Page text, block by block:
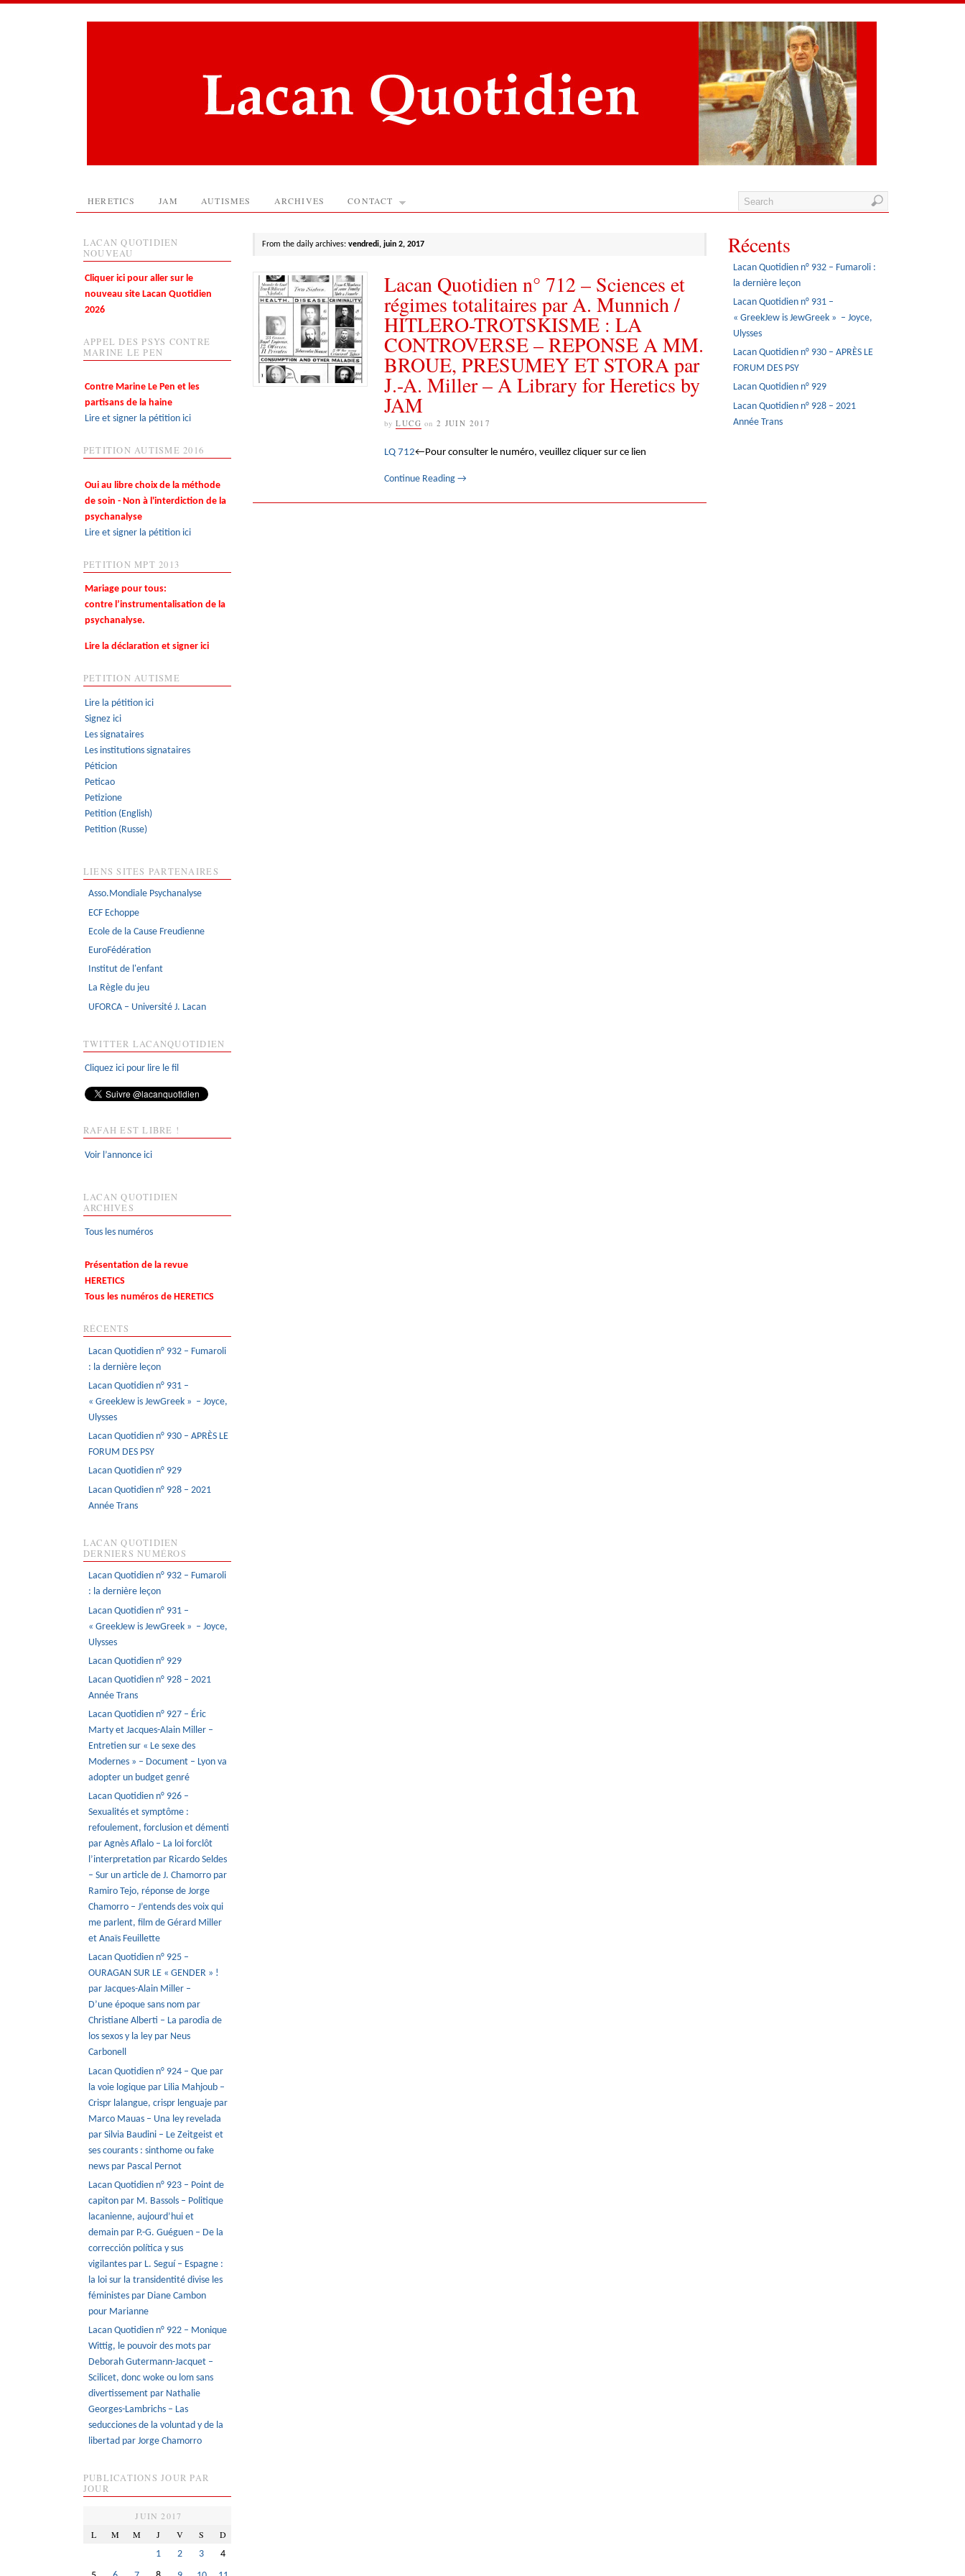
HERETICS JAM AUTISMES ARCHIVES CONTACT
From the daily archives: vendredi, juin 2, 2017
Lacan Quotidien n° 712 – Sciences et
régimes totalitaires par A. Munnich /
HITLERO-TROTSKISME : LA
CONTROVERSE – REPONSE A MM.
BROUE, PRESUMEY ET STORA par
J.-A. Miller – A Library for Heretics by
JAM
by LUCG on 2 JUIN 2017
LQ 712←Pour consulter le numéro, veuillez cliquer sur ce lien
Continue Reading →
LACAN QUOTIDIEN
NOUVEAU
Cliquer ici pour aller sur le
nouveau site Lacan Quotidien
2026
APPEL DES PSYS CONTRE
MARINE LE PEN
Contre Marine Le Pen et les
partisans de la haine
Lire et signer la pétition ici
PETITION AUTISME 2016
Oui au libre choix de la méthode
de soin - Non à l'interdiction de la
psychanalyse
Lire et signer la pétition ici
PETITION MPT 2013
Mariage pour tous:
contre l’instrumentalisation de la
psychanalyse.
Lire la déclaration et signer ici
PETITION AUTISME
Lire la pétition ici
Signez ici
Les signataires
Les institutions signataires
Péticion
Peticao
Petizione
Petition (English)
Petition (Russe)
LIENS SITES PARTENAIRES
Asso.Mondiale Psychanalyse
ECF Echoppe
Ecole de la Cause Freudienne
EuroFédération
Institut de l'enfant
La Règle du jeu
UFORCA – Université J. Lacan
TWITTER LACANQUOTIDIEN
Cliquez ici pour lire le fil
RAFAH EST LIBRE !
Voir l’annonce ici
LACAN QUOTIDIEN
ARCHIVES
Tous les numéros
Présentation de la revue
HERETICS
Tous les numéros de HERETICS
RÉCENTS
Lacan Quotidien n° 932 – Fumaroli
: la dernière leçon
Lacan Quotidien n° 931 –
« GreekJew is JewGreek » – Joyce,
Ulysses
Lacan Quotidien n° 930 – APRÈS LE
FORUM DES PSY
Lacan Quotidien n° 929
Lacan Quotidien n° 928 – 2021
Année Trans
LACAN QUOTIDIEN
DERNIERS NUMÉROS
Lacan Quotidien n° 932 – Fumaroli
: la dernière leçon
Lacan Quotidien n° 931 –
« GreekJew is JewGreek » – Joyce,
Ulysses
Lacan Quotidien n° 929
Lacan Quotidien n° 928 – 2021
Année Trans
Lacan Quotidien n° 927 – Éric
Marty et Jacques-Alain Miller –
Entretien sur « Le sexe des
Modernes » – Document – Lyon va
adopter un budget genré
Lacan Quotidien n° 926 –
Sexualités et symptôme :
refoulement, forclusion et démenti
par Agnès Aflalo – La loi forclôt
l’interpretation par Ricardo Seldes
– Sur un article de J. Chamorro par
Ramiro Tejo, réponse de Jorge
Chamorro – J’entends des voix qui
me parlent, film de Gérard Miller
et Anaïs Feuillette
Lacan Quotidien n° 925 –
OURAGAN SUR LE « GENDER » !
par Jacques-Alain Miller –
D’une époque sans nom par
Christiane Alberti – La parodia de
los sexos y la ley par Neus
Carbonell
Lacan Quotidien n° 924 – Que par
la voie logique par Lilia Mahjoub –
Crispr lalangue, crispr lenguaje par
Marco Mauas – Una ley revelada
par Silvia Baudini – Le Zeitgeist et
ses courants : sinthome ou fake
news par Pascal Pernot
Lacan Quotidien n° 923 – Point de
capiton par M. Bassols – Politique
lacanienne, aujourd’hui et
demain par P.-G. Guéguen – De la
corrección política y sus
vigilantes par L. Seguí – Espagne :
la loi sur la transidentité divise les
féministes par Diane Cambon
pour Marianne
Lacan Quotidien n° 922 – Monique
Wittig, le pouvoir des mots par
Deborah Gutermann-Jacquet –
Scilicet, donc woke ou lom sans
divertissement par Nathalie
Georges-Lambrichs – Las
seducciones de la voluntad y de la
libertad par Jorge Chamorro
PUBLICATIONS JOUR PAR
JOUR
JUIN 2017
L
M M J V S D
1 2 3
4
Récents
Lacan Quotidien n° 932 – Fumaroli :
la dernière leçon
Lacan Quotidien n° 931 –
« GreekJew is JewGreek » – Joyce,
Ulysses
Lacan Quotidien n° 930 – APRÈS LE
FORUM DES PSY
Lacan Quotidien n° 929
Lacan Quotidien n° 928 – 2021
Année Trans